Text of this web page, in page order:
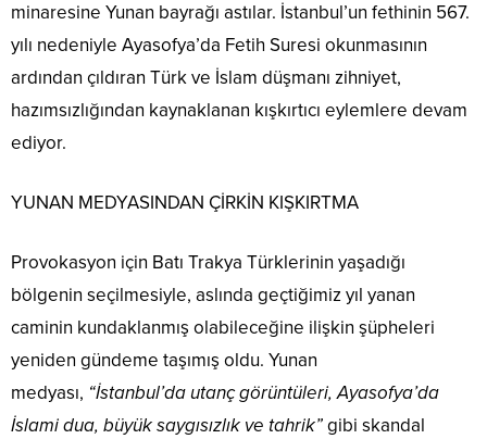
minaresine Yunan bayrağı astılar. İstanbul’un fethinin 567.
yılı nedeniyle Ayasofya’da Fetih Suresi okunmasının
ardından çıldıran Türk ve İslam düşmanı zihniyet,
hazımsızlığından kaynaklanan kışkırtıcı eylemlere devam
ediyor.
YUNAN MEDYASINDAN ÇİRKİN KIŞKIRTMA
Provokasyon için Batı Trakya Türklerinin yaşadığı
bölgenin seçilmesiyle, aslında geçtiğimiz yıl yanan
caminin kundaklanmış olabileceğine ilişkin şüpheleri
yeniden gündeme taşımış oldu. Yunan
medyası, “İstanbul’da utanç görüntüleri, Ayasofya’da
İslami dua, büyük saygısızlık ve tahrik”gibi skandal